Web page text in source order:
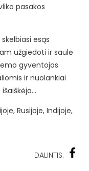
pasakos
esąs
užgiedoti ir saulė
gyventojos
ir nuolankiai
Rusijoje, Indijoje,
DALINTIS: